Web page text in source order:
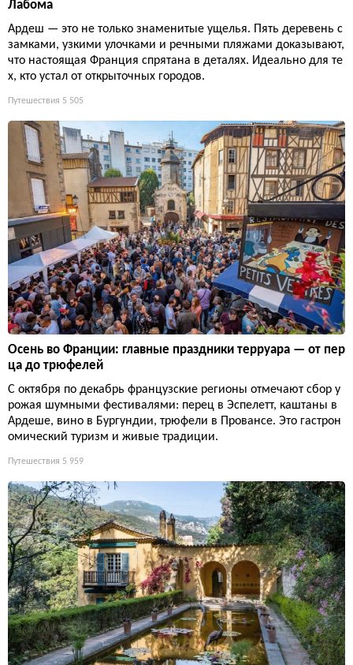
Лабома
Ардеш — это не только знаменитые ущелья. Пять деревень с
замками, узкими улочками и речными пляжами доказывают,
что настоящая Франция спрятана в деталях. Идеально для те
х, кто устал от открыточных городов.
Путешествия 5 505
Осень во Франции: главные праздники терруара — от пер
ца до трюфелей
С октября по декабрь французские регионы отмечают сбор у
рожая шумными фестивалями: перец в Эспелетт, каштаны в
Ардеше, вино в Бургундии, трюфели в Провансе. Это гастрон
омический туризм и живые традиции.
Путешествия 5 959